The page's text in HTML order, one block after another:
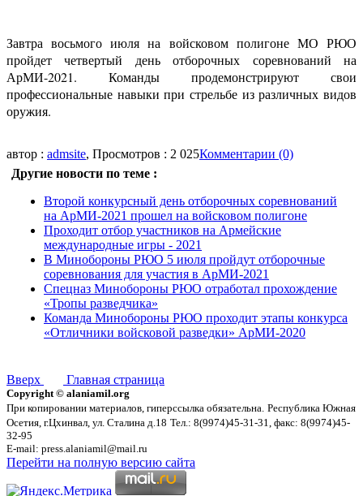
Завтра восьмого июля на войсковом полигоне МО РЮО
пройдет четвертый день отборочных соревнований на
АрМИ-2021. Команды продемонстрируют свои
профессиональные навыки при стрельбе из различных видов
оружия.
автор : admsite, Просмотров : 2 025Комментарии (0)
Другие новости по теме :
Второй конкурсный день отборочных соревнований
на АрМИ-2021 прошел на войсковом полигоне
Проходит отбор участников на Армейские
международные игры - 2021
В Минобороны РЮО 5 июля пройдут отборочные
соревнования для участия в АрМИ-2021
Спецназ Минобороны РЮО отработал прохождение
«Тропы разведчика»
Команда Минобороны РЮО проходит этапы конкурса
«Отличники войсковой разведки» АрМИ-2020
Вверх Главная страница
Copyright © alaniamil.org
При копировании материалов, гиперссылка обязательна. Республика Южная
Осетия, г.Цхинвал, ул. Сталина д.18 Тел.: 8(9974)45-31-31, факс: 8(9974)45-
32-95
E-mail: press.alaniamil@mail.ru
Перейти на полную версию сайта